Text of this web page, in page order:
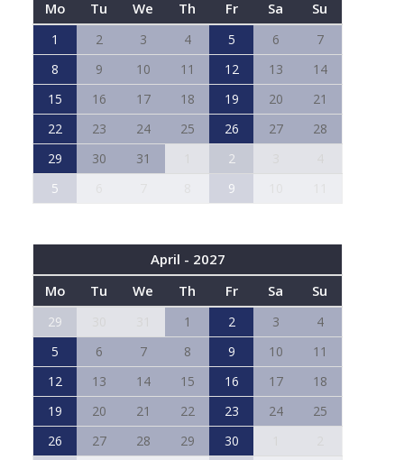
Mo Tu We Th Fr Sa Su
1 2 3 4 5 6
7
8
9 10 11 12 13
14
15
16 17 18 19 20
21
22
23 24 25 26 27
28
29
30 31 2
5
9
April - 2027
Mo
Tu We Th Fr Sa Su
29 1 2 3
4
5
6 7 8 9 10
11
12
13 14 15 16 17
18
19
20 21 22 23 24
25
26
27 28 29 30